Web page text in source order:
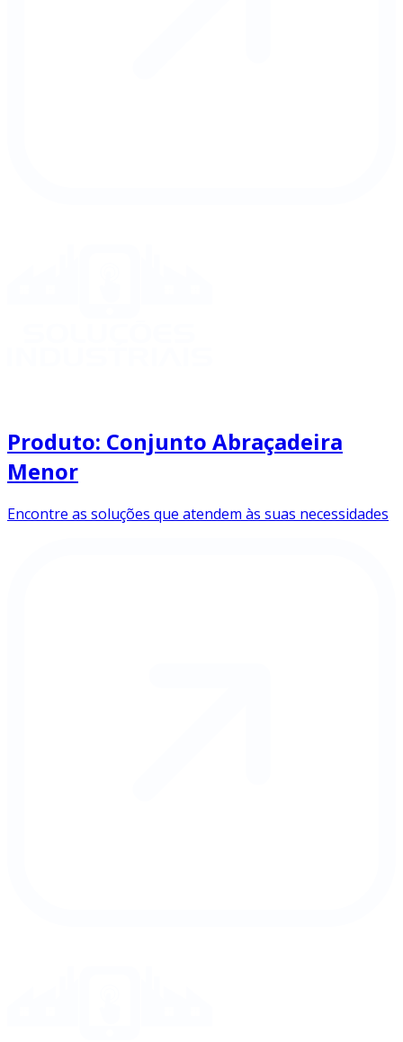
Produto: Conjunto Abraçadeira
Menor
Encontre as soluções que atendem às suas necessidades